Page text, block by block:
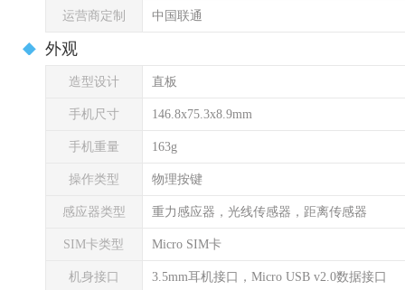
运营商定制 中国联通
外观
造型设计 直板
手机尺寸 146.8x75.3x8.9mm
手机重量 163g
操作类型 物理按键
感应器类型 重力感应器，光线传感器，距离传感器
SIM卡类型 Micro SIM卡
机身接口 3.5mm耳机接口，Micro USB v2.0数据接口